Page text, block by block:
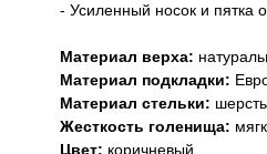
- Усиленный носок и пятка
Материал верха:
Материал подкладки:
Материал стельки:
Жесткость голенища:
Цвет: коричневый